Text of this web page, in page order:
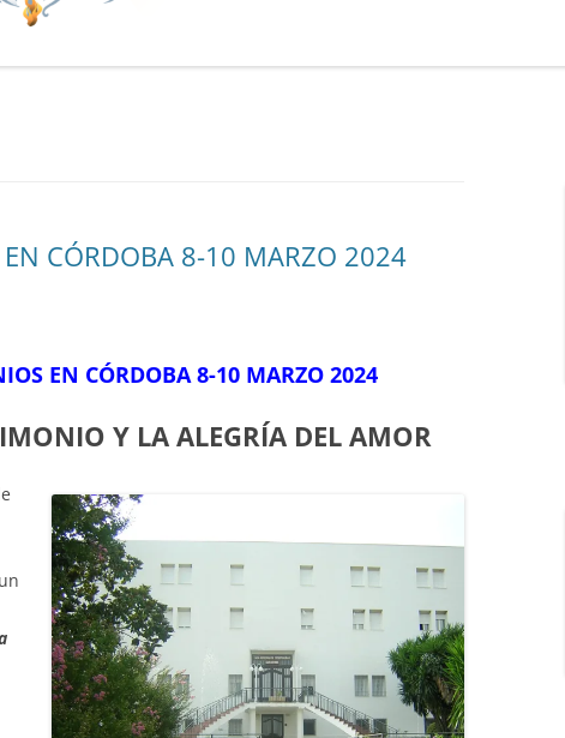
CÓRDOBA 8-10 MARZO 2024
EN CÓRDOBA 8-10 MARZO 2024
Y LA ALEGRÍA DEL AMOR